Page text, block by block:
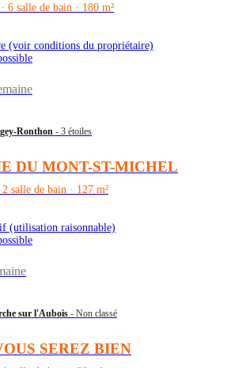
6 salle de bain · 180 m²
(voir conditions du propriétaire)
Ronthon - 3 étoiles
DU MONT-ST-MICHEL
salle de bain · 127 m²
(utilisation raisonnable)
sur l'Aubois - Non classé
SEREZ BIEN